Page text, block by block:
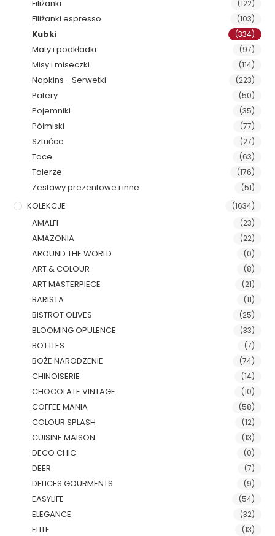
Filiżanki (122)
Filiżanki espresso (103)
Kubki (334)
Maty i podkładki (97)
Misy i miseczki (114)
Napkins - Serwetki (223)
Patery (50)
Pojemniki (35)
Półmiski (77)
Sztućce (27)
Tace (63)
Talerze (176)
Zestawy prezentowe i inne (51)
KOLEKCJE (1634)
AMALFI (23)
AMAZONIA (22)
AROUND THE WORLD (0)
ART & COLOUR (8)
ART MASTERPIECE (21)
BARISTA (11)
BISTROT OLIVES (25)
BLOOMING OPULENCE (33)
BOTTLES (7)
BOŻE NARODZENIE (74)
CHINOISERIE (14)
CHOCOLATE VINTAGE (10)
COFFEE MANIA (58)
COLOUR SPLASH (12)
CUISINE MAISON (13)
DECO CHIC (0)
DEER (7)
DELICES GOURMENTS (9)
EASYLIFE (54)
ELEGANCE (32)
ELITE (13)